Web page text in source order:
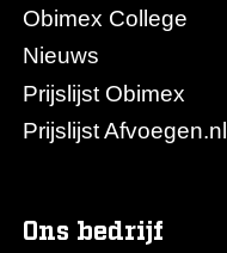
Obimex College
Nieuws
Prijslijst Obimex
Prijslijst Afvoegen.nl
Ons bedrijf